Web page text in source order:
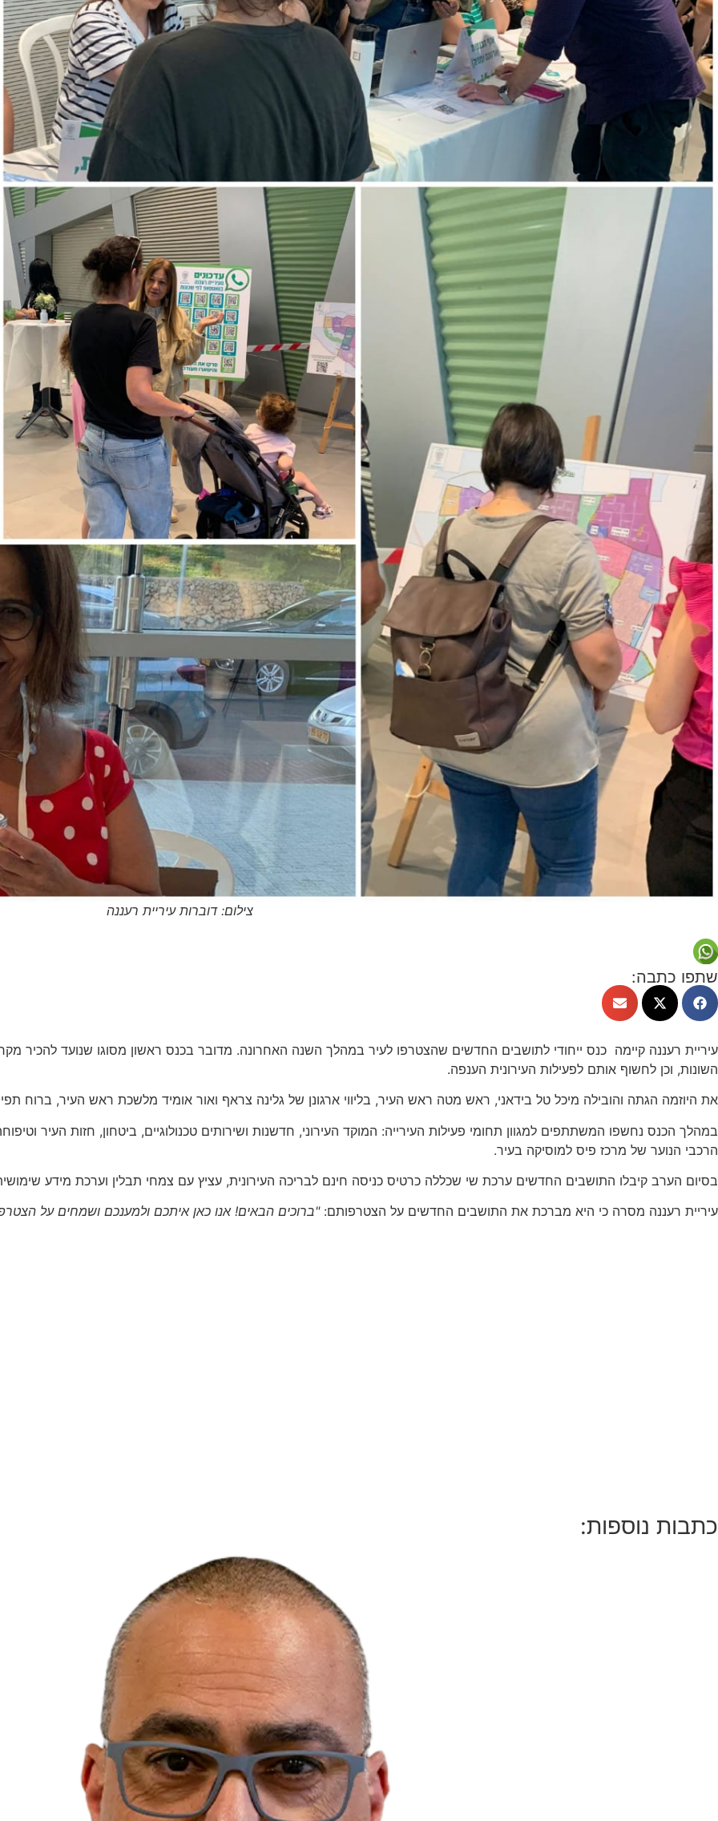
צילום: דוברות עיריית רעננה
שתפו כתבה:
עיריית רעננה קיימה כנס ייחודי לתושבים החדשים שהצטרפו לעיר במהלך השנה האחרונה. מדובר בכנס ראשון מסוגו שנועד להכיר
השונות, וכן לחשוף אותם לפעילות העירונית הענפה.
את היוזמה הגתה והובילה מיכל טל בידאני, ראש מטה ראש העיר, בליווי ארגונן של גלינה צראף ואור אומיד מלשכת ראש העיר, ברוח
במהלך הכנס נחשפו המשתתפים למגוון תחומי פעילות העירייה: המוקד העירוני, חדשנות ושירותים טכנולוגיים, ביטחון, חזות העיר
הרכבי הנוער של מרכז פיס למוסיקה בעיר.
בסיום הערב קיבלו התושבים החדשים ערכת שי שכללה כרטיס כניסה חינם לבריכה העירונית, עציץ עם צמחי תבלין וערכת מידע
עיריית רעננה מסרה כי היא מברכת את התושבים החדשים על הצטרפותם:"ברוכים הבאים! אנו כאן איתכם ולמענכם ושמחים על
כתבות נוספות: